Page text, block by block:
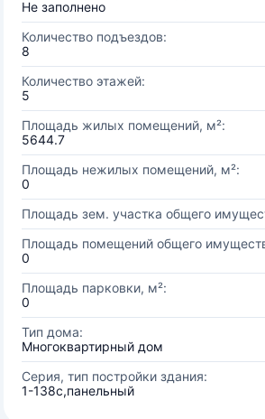
Не заполнено
Количество подъездов:
8
Количество этажей:
5
Площадь жилых помещений, м²:
5644.7
Площадь нежилых помещений, м²:
0
Площадь зем. участка общего
Площадь помещений общего
0
Площадь парковки, м²:
0
Тип дома:
Многоквартирный дом
Серия, тип постройки здания:
1-138с,панельный